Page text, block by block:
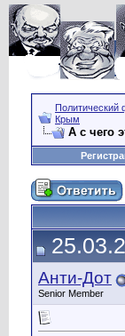
Политический
Крым
А с чего
Анти-Дот
Senior Member